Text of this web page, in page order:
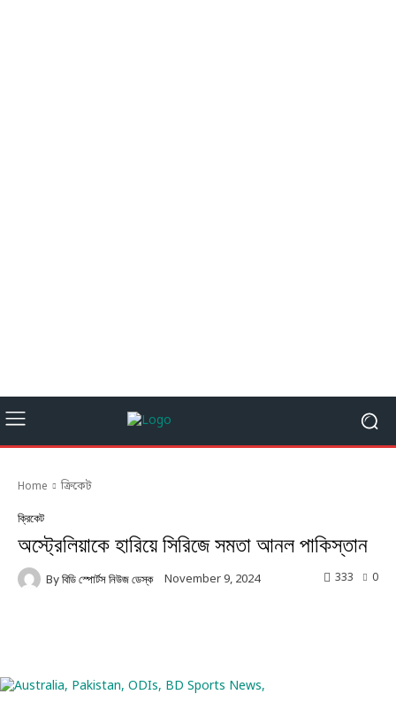
Home ক্রিকেট
ক্রিকেট
অস্ট্রেলিয়াকে হারিয়ে সিরিজে সমতা আনল পাকিস্তান
By বিডি স্পোর্টস নিউজ ডেস্ক November 9, 2024 0
333